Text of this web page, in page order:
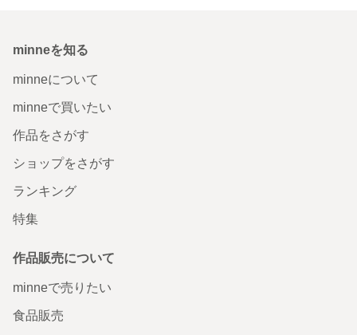
minneを知る
minneについて
minneで買いたい
作品をさがす
ショップをさがす
ランキング
特集
作品販売について
minneで売りたい
食品販売